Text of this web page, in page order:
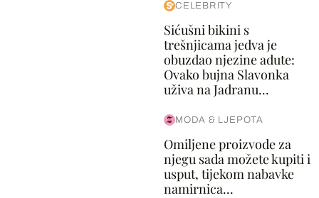
CELEBRITY
Sićušni bikini s
trešnjicama jedva je
obuzdao njezine adute:
Ovako bujna Slavonka
uživa na Jadranu...
MODA & LJEPOTA
Omiljene proizvode za
njegu sada možete kupiti i
usput, tijekom nabavke
namirnica...